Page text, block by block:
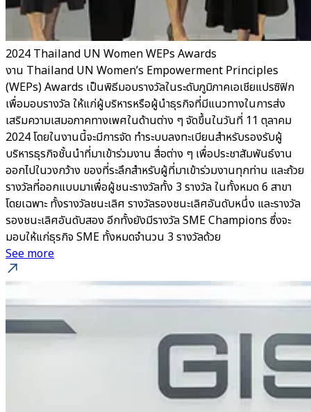
2024 Thailand UN Women WEPs Awards
งาน Thailand UN Women’s Empowerment Principles
(WEPs) Awards เป็นพิธีมอบรางวัลในระดับภูมิภาคเอเชียแปรซิฟิก
เพื่อมอบรางวัล ให้แก่ผู้บริหารหรือผู้นำธุรกิจที่มีแนวทางในการส่ง
เสริมความเสมอภาคทางเพศในด้านต่าง ๆ จัดขึ้นในวันที่ 11 ตุลาคม
2024 โดยในงานนี้จะมีการจัด ทำระบบลงทะเบียนสำหรับรองรับผู้
บริหารธุรกิจชั้นนำที่มาเข้าร่วมงาน สื่อต่าง ๆ เพื่อประชาสัมพันธ์งาน
ออกไปในวงกว้าง ของที่ระลึกสำหรับผู้ที่มาเข้าร่วมงานทุกท่าน และถ้วย
รางวัลที่ออกแบบมาเพื่อผู้ชนะรางวัลทั้ง 3 รางวัล ในทั้งหมด 6 สาขา
โดยเฉพาะ ทั้งรางวัลชนะเลิศ รางวัลรองชนะเลิศอันดับหนึ่ง และรางวัล
รองชนะเลิศอันดับสอง อีกทั้งยังมีรางวัล SME Champions ซึ่งจะ
มอบให้แก่ธุรกิจ SME ทั้งหมดจำนวน 3 รางวัลด้วย
See more